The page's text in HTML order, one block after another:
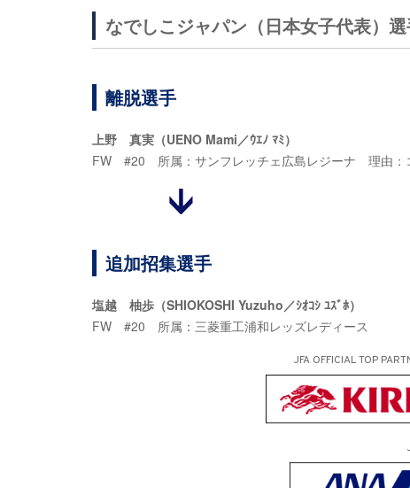
なでしこジャパン（日本女子代表）
離脱選手
上野 真実（UENO Mami／ｳｴﾉ ﾏﾐ）
FW #20 所属：サンフレッチェ広島レジーナ 理由：
追加招集選手
塩越 柚歩（SHIOKOSHI Yuzuho／ｼｵｺｼ ﾕｽﾞﾎ）
FW #20 所属：三菱重工浦和レッズレディース
JFA OFFICIALTOP